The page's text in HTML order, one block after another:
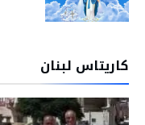
كاريتاس لبنان